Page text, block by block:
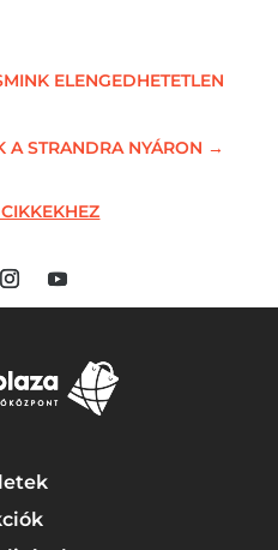
ELENGEDHETETLEN
A STRANDRA NYÁRON →